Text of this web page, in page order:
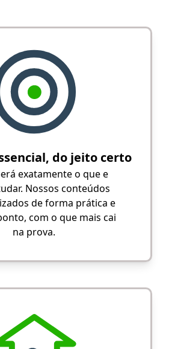
do jeito certo
exatamente o que e
Nossos conteúdos
de forma prática e
com o que mais cai
na prova.